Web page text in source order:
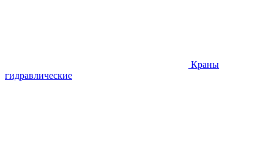
Краны
гидравлические